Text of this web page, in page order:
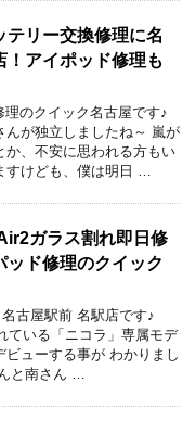
リー交換修理に名
！アイポッド修理も
のクイック名古屋です♪
んが独立しましたね～ 嵐が
か、不安に思われる方もい
すけども、僕は明日 …
ガラス割れ即日修
ッド修理のクイック
古屋駅前 名駅店です♪
ている「ニコラ」専属モデ
ビューする事が わかりまし
と南さん …